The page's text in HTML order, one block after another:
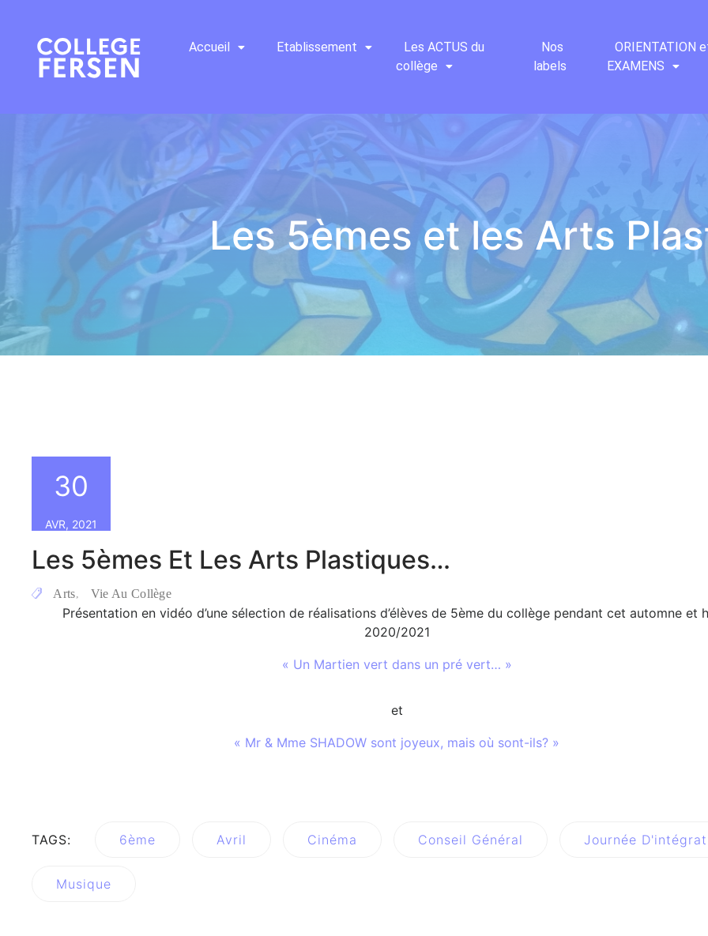
Accueil Etablissement
Les ACTUS du
collège
Nos
labels
ORIENTATION
EXAMENS
Les 5èmes et les Arts
Les 5èmes Et Les Arts Plastiques…
Arts, Vie Au Collège
30
AVR, 2021
Présentation en vidéo d’une sélection de réalisations d’élèves de 5ème du collège pendant cet automne et
2020/2021
« Un Martien vert dans un pré vert… »
et
« Mr & Mme SHADOW sont joyeux, mais où sont-ils? »
TAGS: 6ème Avril Cinéma Conseil Général Journée
Musique